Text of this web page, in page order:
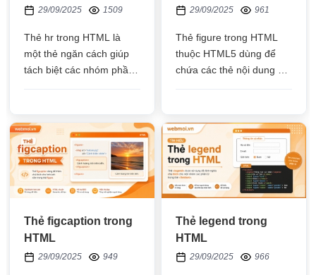
29/09/2025 1509
Thẻ hr trong HTML là
một thẻ ngăn cách giúp
tách biệt các nhóm phần
29/09/2025 961
Thẻ figure trong HTML
thuộc HTML5 dùng để
chứa các thẻ nội dung đa
Thẻ figcaption trong
HTML
29/09/2025 949
Thẻ legend trong
HTML
29/09/2025 966